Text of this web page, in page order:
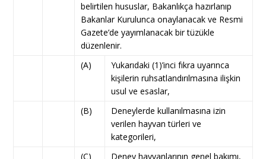
belirtilen hususlar, Bakanlıkça hazırlanıp
Bakanlar Kurulunca onaylanacak ve Resmi
Gazete’de yayımlanacak bir tüzükle
düzenlenir.
(A)
Yukarıdaki (1)’inci fıkra uyarınca
kişilerin ruhsatlandırılmasına ilişkin
usul ve esaslar,
(B)
Deneylerde kullanılmasına izin
verilen hayvan türleri ve
kategorileri,
(C)
Deney hayvanlarının genel bakımı,